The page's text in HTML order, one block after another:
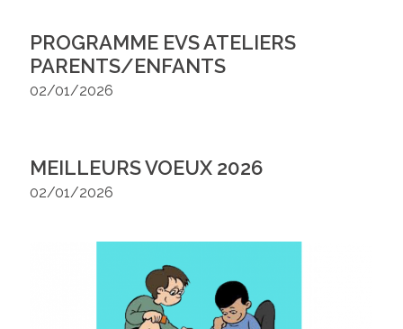
PROGRAMME EVS ATELIERS
PARENTS/ENFANTS
02/01/2026
MEILLEURS VOEUX 2026
02/01/2026